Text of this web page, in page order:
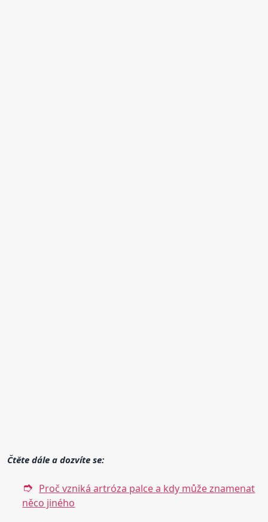
Čtěte dále a dozvíte se:
Proč vzniká artróza palce a kdy může znamenat
něco jiného